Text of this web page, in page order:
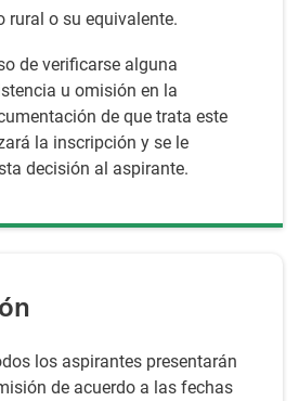
rural o su equivalente.
de verificarse alguna
u omisión en la
de que trata este
la inscripción y se le
decisión al aspirante.
los aspirantes presentarán
de acuerdo a las fechas